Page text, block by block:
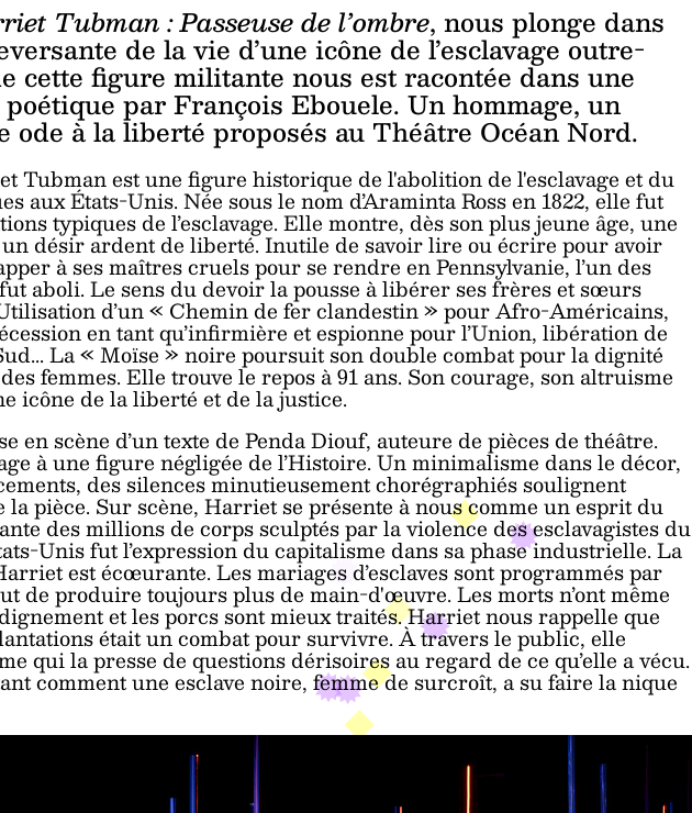
Tubman : Passeuse de l’ombre, nous plonge dans
de la vie d’une icône de l’esclavage outre-
cette figure militante nous est racontée dans une
par François Ebouele. Un hommage, un
ode à la liberté proposés au Théâtre Océan Nord.
Tubman est une figure historique de l'abolition de l'esclavage et du
aux États-Unis. Née sous le nom d’Araminta Ross en 1822, elle fut
typiques de l’esclavage. Elle montre, dès son plus jeune âge, une
désir ardent de liberté. Inutile de savoir lire ou écrire pour avoir
à ses maîtres cruels pour se rendre en Pennsylvanie, l’un des
aboli. Le sens du devoir la pousse à libérer ses frères et sœurs
d’un « Chemin de fer clandestin » pour Afro-Américains,
en tant qu’infirmière et espionne pour l’Union, libération de
La « Moïse » noire poursuit son double combat pour la dignité
femmes. Elle trouve le repos à 91 ans. Son courage, son altruisme
icône de la liberté et de la justice.
en scène d’un texte de Penda Diouf, auteure de pièces de théâtre.
à une figure négligée de l’Histoire. Un minimalisme dans le décor,
des silences minutieusement chorégraphiés soulignent
la pièce. Sur scène, Harriet se présente à nous comme un esprit du
des millions de corps sculptés par la violence des esclavagistes du
Unis fut l’expression du capitalisme dans sa phase industrielle. La
est écœurante. Les mariages d’esclaves sont programmés par
de produire toujours plus de main-d'œuvre. Les morts n’ont même
et les porcs sont mieux traités. Harriet nous rappelle que
était un combat pour survivre. À travers le public, elle
qui la presse de questions dérisoires au regard de ce qu’elle a vécu.
comment une esclave noire, femme de surcroît, a su faire la nique